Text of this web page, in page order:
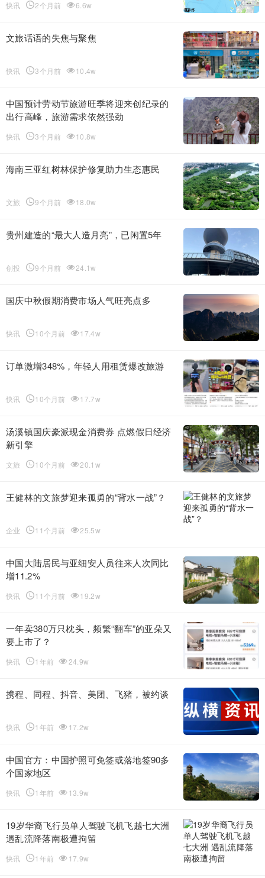
快讯 2个月前 6.6w
文旅话语的失焦与聚焦
快讯 3个月前 10.4w
中国预计劳动节旅游旺季将迎来创纪录的
出行高峰，旅游需求依然强劲
快讯 3个月前 10.8w
海南三亚红树林保护修复助力生态惠民
文旅 9个月前 18.0w
贵州建造的“最大人造月亮”，已闲置5年
创投 9个月前 24.1w
国庆中秋假期消费市场人气旺亮点多
快讯 10个月前 17.4w
订单激增348%，年轻人用租赁爆改旅游
快讯 10个月前 17.7w
汤溪镇国庆豪派现金消费券 点燃假日经济
新引擎
文旅 10个月前 20.1w
王健林的文旅梦迎来孤勇的“背水一战”？
企业 11个月前 25.5w
中国大陆居民与亚细安人员往来人次同比
增11.2%
快讯 11个月前 19.2w
一年卖380万只枕头，频繁“翻车”的亚朵又
要上市了？
快讯 1年前 24.9w
携程、同程、抖音、美团、飞猪，被约谈
快讯 1年前 17.2w
中国官方：中国护照可免签或落地签90多
个国家地区
快讯 1年前 13.9w
19岁华裔飞行员单人驾驶飞机飞越七大洲
遇乱流降落南极遭拘留
快讯 1年前 17.9w